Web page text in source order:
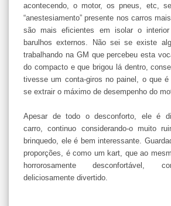
acontecendo, o motor, os pneus, etc,
“anestesiamento” presente nos carros
são mais eficientes em isolar o
barulhos externos. Não sei se existe
trabalhando na GM que percebeu esta
do compacto e que brigou lá dentro,
tivesse um conta-giros no painel, o que
se extrair o máximo de desempenho do
Apesar de todo o desconforto, ele é
carro, continuo considerando-o muito
brinquedo, ele é bem interessante.
proporções, é como um kart, que ao
horrorosamente desconfortável,
deliciosamente divertido.